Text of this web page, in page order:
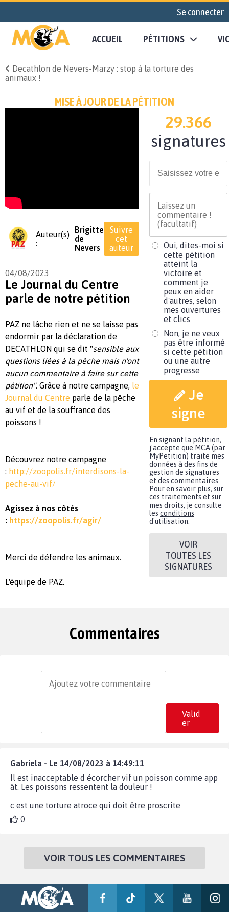
Se connecter
ACCUEIL PÉTITIONS
Decathlon de Nevers-Marzy : stop à la torture des
animaux !
MISE À JOUR DE LA PÉTITION
Auteur(s)
:
Brigitte
de
Nevers
Suivre
cet
auteur
04/08/2023
Le Journal du Centre
parle de notre pétition
PAZ ne lâche rien et ne se laisse pas
endormir par la déclaration de
DECATHLON qui se dit "sensible aux
questions liées à la pêche mais n'ont
aucun commentaire à faire sur cette
pétition". Grâce à notre campagne, le
Journal du Centre parle de la pêche
au vif et de la souffrance des
poissons !
Découvrez notre campagne
: http://zoopolis.fr/interdisons-la-
peche-au-vif/
Agissez à nos côtés
: https://zoopolis.fr/agir/
Merci de défendre les animaux.
L'équipe de PAZ.
29.366
signatures
Oui, dites-moi si
cette pétition
atteint la
victoire et
comment je
peux en aider
d'autres, selon
mes ouvertures
et clics
Non, je ne veux
pas être informé
si cette pétition
ou une autre
progresse
Je
signe
En signant la pétition,
j'accepte que MCA (par
MyPetition) traite mes
données à des fins de
gestion de signatures
et des commentaires.
Pour en savoir plus, sur
ces traitements et sur
mes droits, je consulte
les conditions
d'utilisation.
VOIR
TOUTES LES
SIGNATURES
Commentaires
Valid
er
Gabriela - Le 14/08/2023 à 14:49:11
Il est inacceptable d écorcher vif un poisson comme app
ât. Les poissons ressentent la douleur !
c est une torture atroce qui doit être proscrite
0
VOIR TOUS LES COMMENTAIRES